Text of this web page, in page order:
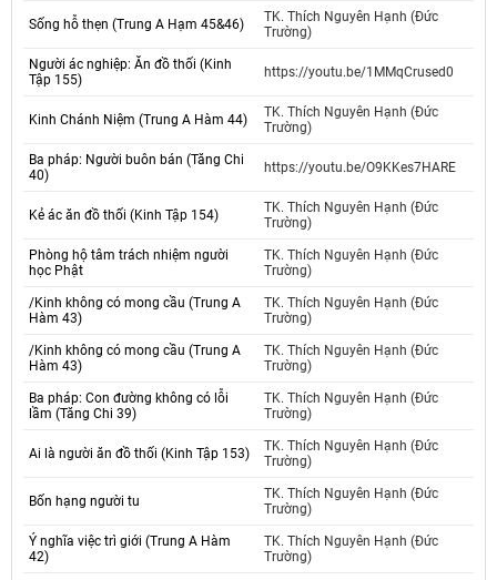
Sống hỗ thẹn (Trung A Hạm 45&46)
TK. Thích Nguyên Hạnh (Đức
Trường)
Người ác nghiệp: Ăn đồ thối (Kinh
Tập 155)
https://youtu.be/1MMqCrused0
Kinh Chánh Niệm (Trung A Hàm 44)
TK. Thích Nguyên Hạnh (Đức
Trường)
Ba pháp: Người buôn bán (Tăng Chi
40)
https://youtu.be/O9KKes7HARE
Kẻ ác ăn đồ thối (Kinh Tập 154)
TK. Thích Nguyên Hạnh (Đức
Trường)
Phòng hộ tâm trách nhiệm người
học Phật
TK. Thích Nguyên Hạnh (Đức
Trường)
/Kinh không có mong cầu (Trung A
Hàm 43)
TK. Thích Nguyên Hạnh (Đức
Trường)
/Kinh không có mong cầu (Trung A
Hàm 43)
TK. Thích Nguyên Hạnh (Đức
Trường)
Ba pháp: Con đường không có lỗi
lầm (Tăng Chi 39)
TK. Thích Nguyên Hạnh (Đức
Trường)
Ai là người ăn đồ thối (Kinh Tập 153)
TK. Thích Nguyên Hạnh (Đức
Trường)
Bốn hạng người tu
TK. Thích Nguyên Hạnh (Đức
Trường)
Ý nghĩa việc trì giới (Trung A Hàm
42)
TK. Thích Nguyên Hạnh (Đức
Trường)